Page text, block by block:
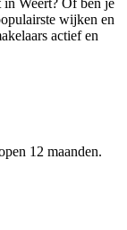
wijken en
actief en
12 maanden.